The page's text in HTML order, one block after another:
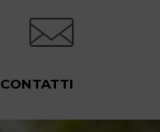
CONTATTI